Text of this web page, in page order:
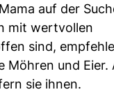
auf der
mit wertvollen
sind,
Möhren und Eier.
sie ihnen.